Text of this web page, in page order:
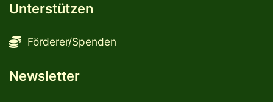
Unterstützen
Förderer/Spenden
Newsletter